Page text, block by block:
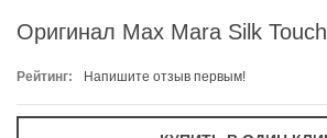
Оригинал Max Mara Silk Touch
Рейтинг: Напишите отзыв первым!